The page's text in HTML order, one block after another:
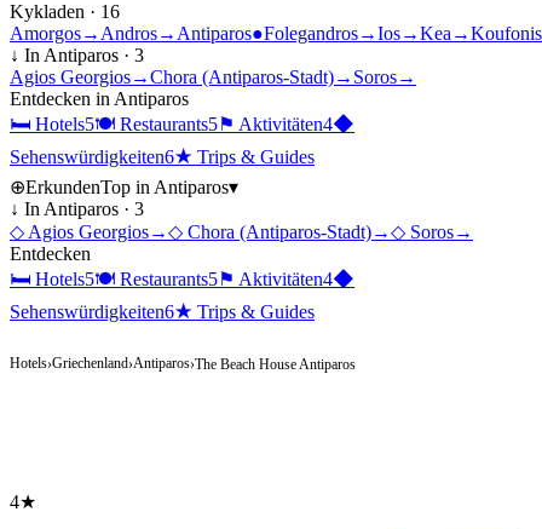
Kykladen · 16
Amorgos→ Andros→ Antiparos●Folegandros→Ios→Kea →
↓ In Antiparos · 3
Agios Georgios→Chora (Antiparos-Stadt)→ Soros→
Entdecken in Antiparos
🛏 Hotels5🍽 Restaurants5⚑ Aktivitäten4◆
Sehenswürdigkeiten6★ Trips & Guides
⊕ErkundenTop in Antiparos▾
↓ In Antiparos · 3
◇ Agios Georgios→◇ Chora (Antiparos-Stadt)→◇ Soros→
Entdecken
🛏 Hotels5🍽 Restaurants5⚑ Aktivitäten4◆
Sehenswürdigkeiten6★ Trips & Guides
Hotels›Griechenland›Antiparos›The Beach House Antiparos
4★